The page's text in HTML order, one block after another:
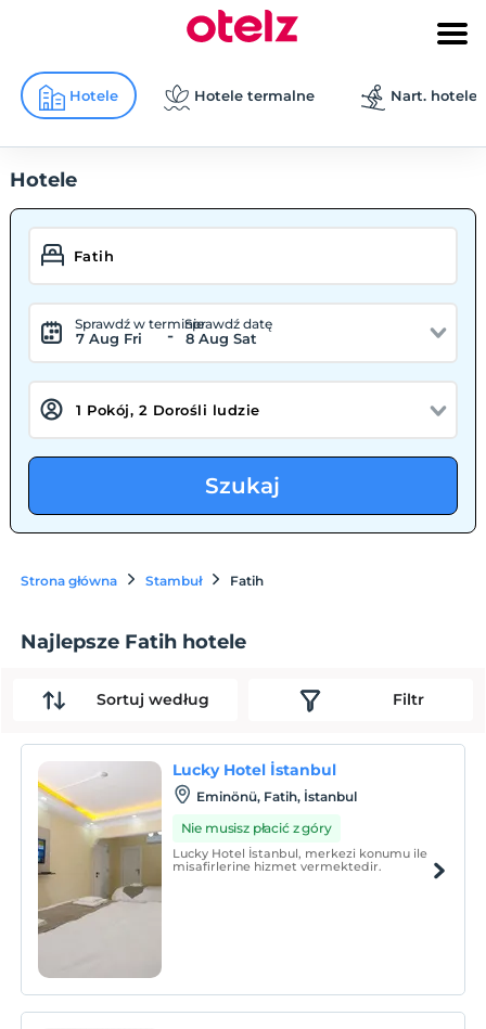
Hotele Hotele termalne Nart. hotele
Hotele
Sprawdź w terminie
7 Aug Fri -
Sprawdź datę
8 Aug Sat
Szukaj
Strona główna Stambuł Fatih
Najlepsze Fatih hotele
Sortuj według Filtr
Lucky Hotel İstanbul
Eminönü, Fatih, İstanbul
Nie musisz płacić z góry
Lucky Hotel İstanbul, merkezi konumu ile
misafirlerine hizmet vermektedir.